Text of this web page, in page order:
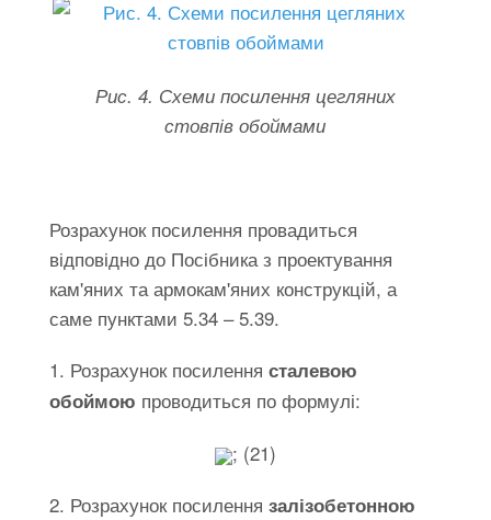
Рис. 4. Схеми посилення цегляних
стовпів обоймами
Розрахунок посилення провадиться
відповідно до Посібника з проектування
кам'яних та армокам'яних конструкцій, а
саме пунктами 5.34 – 5.39.
1. Розрахунок посилення сталевою
обоймою проводиться по формулі:
; (21)
2. Розрахунок посилення залізобетонною